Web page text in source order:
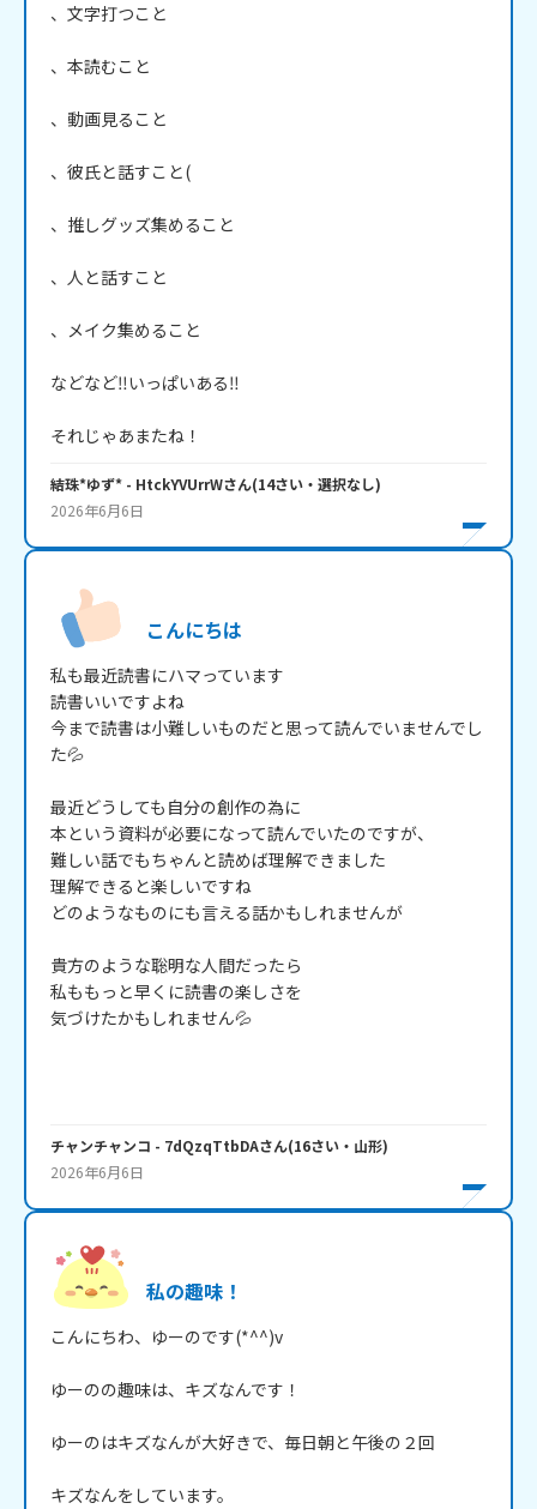
、文字打つこと
、本読むこと
、動画見ること
、彼氏と話すこと(
、推しグッズ集めること
、人と話すこと
、メイク集めること
などなど‼️いっぱいある‼️
それじゃあまたね！
結珠*ゆず* - HtckYVUrrWさん(14さい・ 選択なし)
2026年6月6日
こんにちは
私も最近読書にハマっています
読書いいですよね
今まで読書は小難しいものだと思って読んでいませんでし
た💦
最近どうしても自分の創作の為に
本という資料が必要になって読んでいたのですが、
難しい話でもちゃんと読めば理解できました
理解できると楽しいですね
どのようなものにも言える話かもしれませんが
貴方のような聡明な人間だったら
私ももっと早くに読書の楽しさを
気づけたかもしれません💦
チャンチャンコ - 7dQzqTtbDAさん(16さい・ 山形)
2026年6月6日
私の趣味！
こんにちわ、ゆーのです(*^^)v
ゆーのの趣味は、キズなんです！
ゆーのはキズなんが大好きで、毎日朝と午後の２回
キズなんをしています。